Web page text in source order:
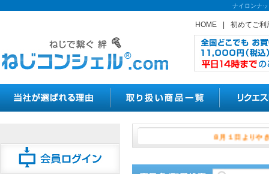
ナイロンナ
HOME 初めてご利
８月１